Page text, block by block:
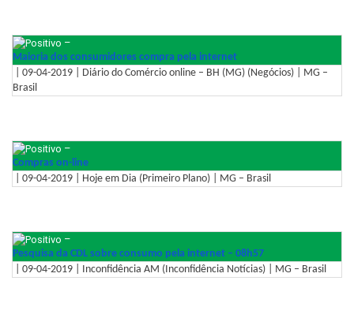
–
Maioria dos consumidores compra pela internet
| 09-04-2019 | Diário do Comércio online – BH (MG) (Negócios) | MG –
Brasil
–
Compras on-line
| 09-04-2019 | Hoje em Dia (Primeiro Plano) | MG – Brasil
–
Pesquisa da CDL sobre consumo pela internet – 08h57
| 09-04-2019 | Inconfidência AM (Inconfidência Notícias) | MG – Brasil